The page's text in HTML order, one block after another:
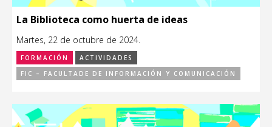
La Biblioteca como huerta de ideas
Martes, 22 de octubre de 2024.
FORMACIÓN
ACTIVIDADES
FIC – FACULTADE DE INFORMACIÓN Y COMUNICACIÓN